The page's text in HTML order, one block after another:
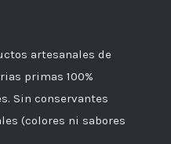
artesanales de
primas 100%
Sin conservantes
(colores ni sabores